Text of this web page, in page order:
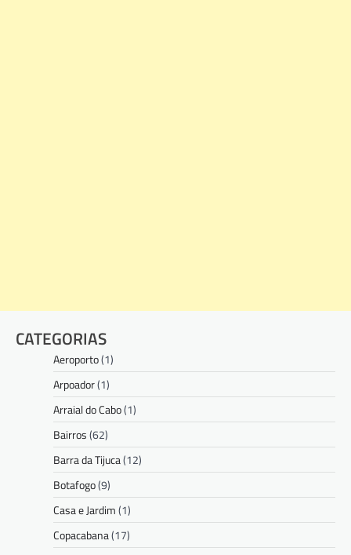
CATEGORIAS
Aeroporto(1)
Arpoador(1)
Arraial do Cabo(1)
Bairros(62)
Barra da Tijuca(12)
Botafogo(9)
Casa e Jardim(1)
Copacabana(17)